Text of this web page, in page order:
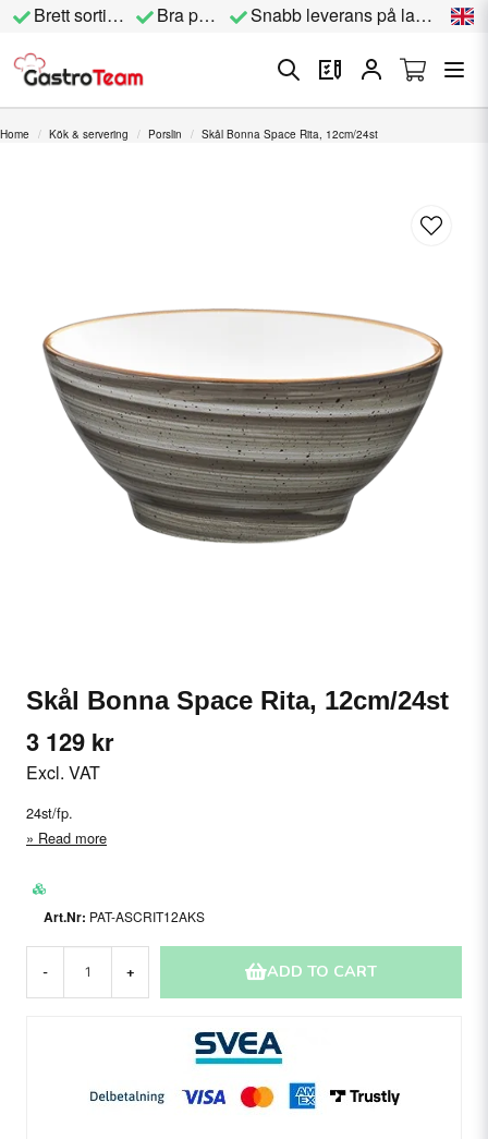
Brett sortiment Bra priser Snabb leverans på lagervara
Home Kök & servering Porslin Skål Bonna Space Rita, 12cm/24st
Skål Bonna Space Rita, 12cm/24st
3 129 kr
Excl. VAT
24st/fp.
Read more
PAT-ASCRIT12AKS
- + ADD TO CART